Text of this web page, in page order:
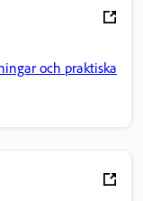
och praktiska